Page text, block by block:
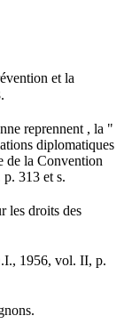
et la
reprennent , la "
diplomatiques
de la Convention
313 et s.
les droits des
1956, vol. II, p.